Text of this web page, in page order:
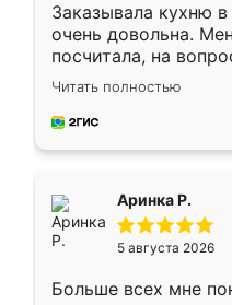
Заказывала кухню в
очень довольна.
посчитала, на
Замерщик приехал
делу со всей
за день, ребята
Читать полностью
Аринка Р.
5 августа 2026
Больше всех мне